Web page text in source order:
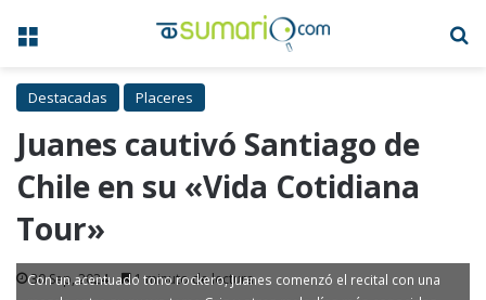
Menú
Destacadas Placeres
Juanes cautivó Santiago de
Chile en su «Vida Cotidiana
Tour»
30 Sep, 2024 1 minuto de lectura
Con un acentuado tono rockero, Juanes comenzó el recital con una